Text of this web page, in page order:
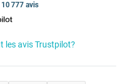
10 777 avis
les avis Trustpilot?